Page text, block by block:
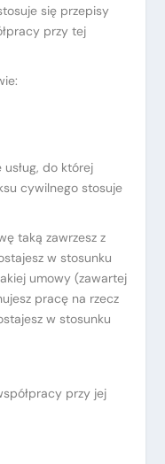
się przepisy
przy tej
do której
cywilnego stosuje
taką zawrzesz z
w stosunku
umowy (zawartej
pracę na rzecz
w stosunku
przy jej